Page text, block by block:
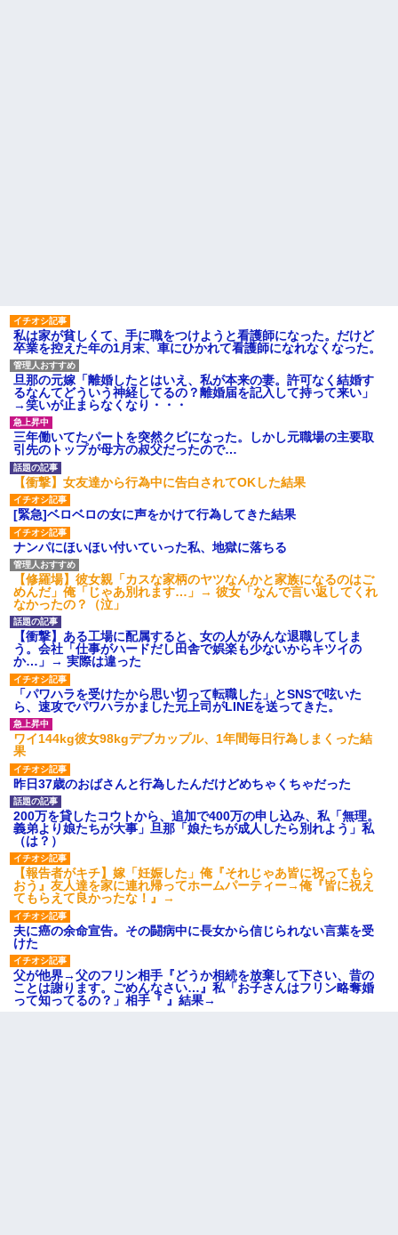
私「初めて飲む味だけどなん
のお茶？」彼「ちっ！」私「」
【GIF】JSのカンチョーワロ
タ
後続車にクラクションを鳴ら
され彼氏が逆切れ。「何クラク
ション鳴らしてんだ！降りてこ
いよ！」と怒鳴りだし...
【衝撃】報酬100万円超の治験
募集がこちらｗｗｗｗｗ(※画像
あり)
【ネット騒然】惨殺されたタ
ワマン頂き女子のこの動画、す
げえええええｗｗｗｗｗｗｗｗ
ｗｗｗ
【愕然】白のクラウン俺氏、
高速道路左車線を制限速度で走
った結果wwwwwwwwwwww
百年の恋12-899 食べた量を
張り合ってくる
【悲報】佐藤輝明・・・２軍
でも盛大にやらかす←あまり悲
しませないでくれ
私は家が貧しくて、手に職をつけようと看護師になった。だけど
卒業を控えた年の1月末、車にひかれて看護師になれなくなった。
旦那の元嫁「離婚したとはいえ、私が本来の妻。許可なく結婚す
るなんてどういう神経してるの？離婚届を記入して持って来い」
→笑いが止まらなくなり・・・
三年働いてたパートを突然クビになった。しかし元職場の主要取
引先のトップが母方の叔父だったので…
【衝撃】女友達から行為中に告白されてOKした結果
[緊急]ベロベロの女に声をかけて行為してきた結果
ナンパにほいほい付いていった私、地獄に落ちる
【修羅場】彼女親「カスな家柄のヤツなんかと家族になるのはご
めんだ」俺「じゃあ別れます…」→ 彼女「なんで言い返してくれ
なかったの？（泣」
【衝撃】ある工場に配属すると、女の人がみんな退職してしま
う。会社「仕事がハードだし田舎で娯楽も少ないからキツイの
か…」→ 実際は違った
「パワハラを受けたから思い切って転職した」とSNSで呟いた
ら、速攻でパワハラかました元上司がLINEを送ってきた。
ワイ144kg彼女98kgデブカップル、1年間毎日行為しまくった結
果
昨日37歳のおばさんと行為したんだけどめちゃくちゃだった
200万を貸したコウトから、追加で400万の申し込み、私「無理。
義弟より娘たちが大事」旦那「娘たちが成人したら別れよう」私
（は？）
【報告者がキチ】嫁「妊娠した」俺『それじゃあ皆に祝ってもら
おう』友人達を家に連れ帰ってホームパーティー→俺『皆に祝え
てもらえて良かったな！』→
夫に癌の余命宣告。その闘病中に長女から信じられない言葉を受
けた
父が他界→父のフリン相手『どうか相続を放棄して下さい、昔の
ことは謝ります。ごめんなさい…』私「お子さんはフリン略奪婚
って知ってるの？」相手『 』結果→